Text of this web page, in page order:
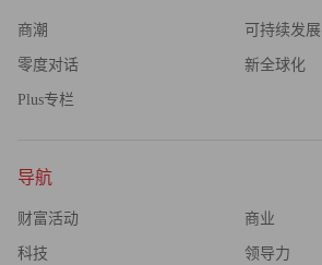
商潮 可持续发展
零度对话 新全球化
Plus专栏
导航
财富活动 商业
科技 领导力